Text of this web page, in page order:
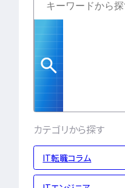
カテゴリから探す
IT転職コラム